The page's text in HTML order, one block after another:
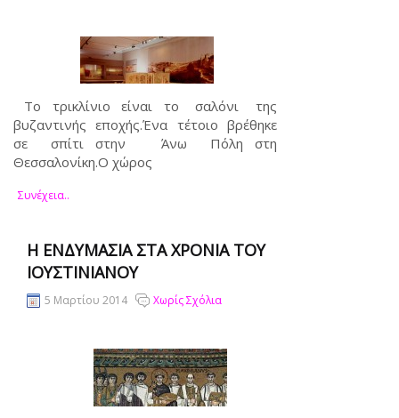
Το τρικλίνιο είναι το σαλόνι της
βυζαντινής εποχής.Ένα τέτοιο βρέθηκε
σε σπίτι στην Άνω Πόλη στη
Θεσσαλονίκη.Ο χώρος
Συνέχεια..
Η ΕΝΔΥΜΑΣΊΑ ΣΤΑ ΧΡΌΝΙΑ ΤΟΥ
ΙΟΥΣΤΙΝΙΑΝΟΎ
5 Μαρτίου 2014 Χωρίς Σχόλια